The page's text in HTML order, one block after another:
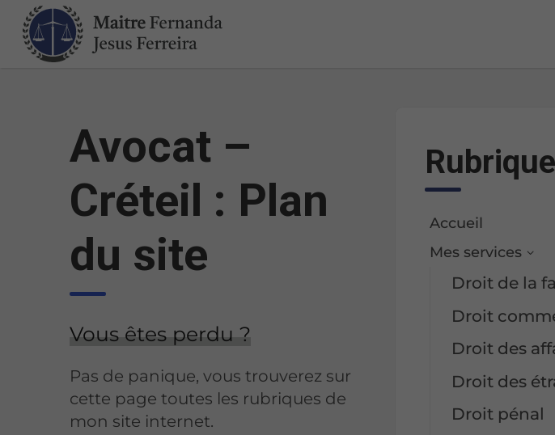
Avocat –
Créteil : Plan
du site
Vous êtes perdu ?
Pas de panique, vous trouverez sur
cette page toutes les rubriques de
mon site internet.​​
Accueil
Mes services
Droit de la
Droit
Droit des
Droit des
Droit pénal